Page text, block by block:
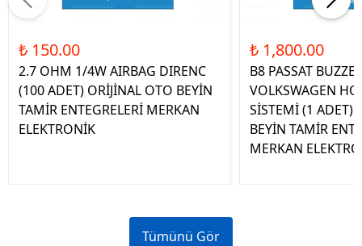
₺ 150.00
2.7 OHM 1/4W AIRBAG DIRENC
(100 ADET) ORİJİNAL OTO BEYİN
TAMİR ENTEGRELERİ MERKAN
ELEKTRONİK
₺ 1,800.00
B8 PASSAT
VOLKSWAGEN
SİSTEMİ (1 ADET)
BEYİN TAMİR
MERKAN
Tümünü Gör